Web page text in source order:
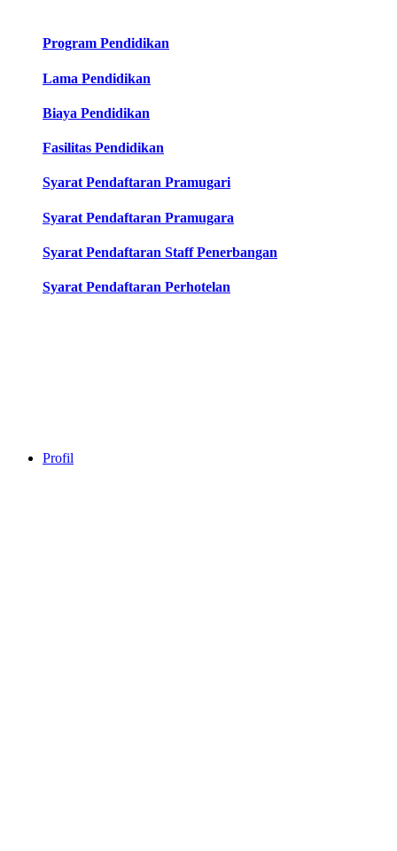
Program Pendidikan
Lama Pendidikan
Biaya Pendidikan
Fasilitas Pendidikan
Syarat Pendaftaran Pramugari
Syarat Pendaftaran Pramugara
Syarat Pendaftaran Staff Penerbangan
Syarat Pendaftaran Perhotelan
Profil